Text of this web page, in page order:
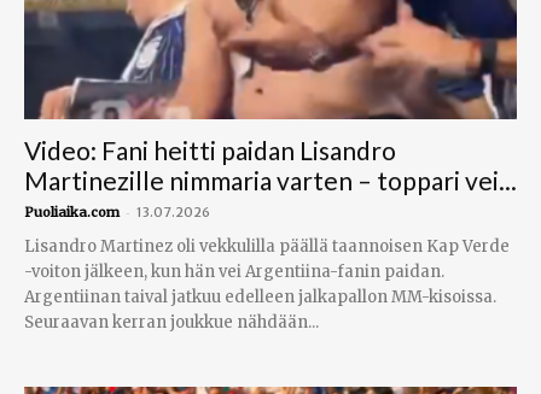
Video: Fani heitti paidan Lisandro
Martinezille nimmaria varten – toppari vei...
Puoliaika.com - 13.07.2026
Lisandro Martinez oli vekkulilla päällä taannoisen Kap Verde
-voiton jälkeen, kun hän vei Argentiina-fanin paidan.
Argentiinan taival jatkuu edelleen jalkapallon MM-kisoissa.
Seuraavan kerran joukkue nähdään...